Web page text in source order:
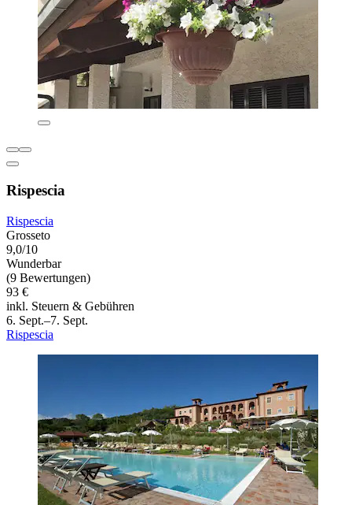
Rispescia
Rispescia
Grosseto
9,0/10
Wunderbar
(9 Bewertungen)
93 €
inkl. Steuern & Gebühren
6. Sept.–7. Sept.
Rispescia